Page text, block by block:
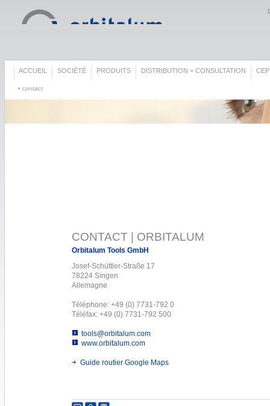
ACCUEIL SOCIÉTÉ PRODUITS DISTRIBUTION + CONSULTATION
• contact
CONTACT | ORBITALUM
Orbitalum Tools GmbH
Josef-Schüttler-Straße 17
78224 Singen
Allemagne
Téléphone: +49 (0) 7731-792 0
Téléfax: +49 (0) 7731-792 500
tools@orbitalum.com
www.orbitalum.com
Guide routier Google Maps